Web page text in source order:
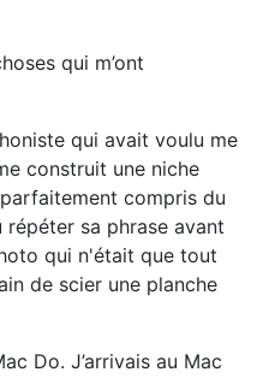
qui m’ont
qui avait voulu me
construit une niche
compris du
sa phrase avant
qui n'était que tout
de scier une planche
Do. J’arrivais au Mac